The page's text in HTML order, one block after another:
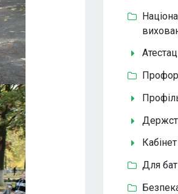
Для